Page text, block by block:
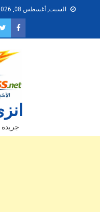
السبت, أغسطس 08, 2026
جريدة